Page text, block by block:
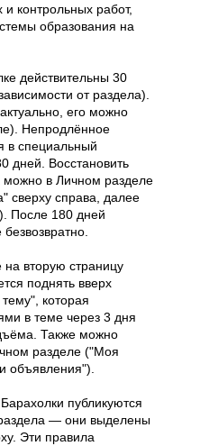
контрольных работ,
образования на
действительны 30
от раздела).
его можно
Непродлённое
в специальный
дней. Восстановить
можно в Личном разделе
сверху справа, далее
После 180 дней
вторую страницу
поднять вверх
которая
в теме через 3 дня
Также можно
разделе ("Моя
объявления").
публикуются
— они выделены
Эти правила